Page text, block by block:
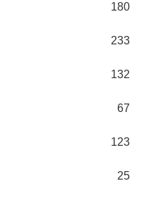
180
233
132
67
123
25